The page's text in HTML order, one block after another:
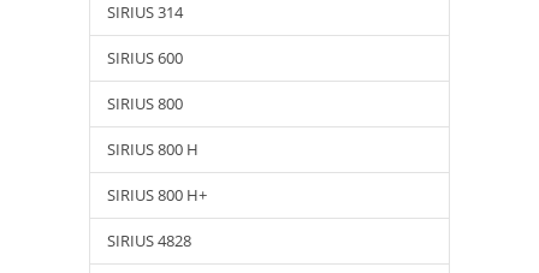
SIRIUS 314
SIRIUS 600
SIRIUS 800
SIRIUS 800 H
SIRIUS 800 H+
SIRIUS 4828